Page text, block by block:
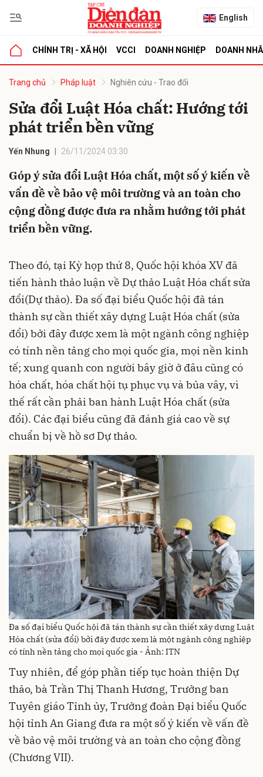
English
CHÍNH TRỊ - XÃ HỘI VCCI DOANH NGHIỆP DOANH
Trang chủ Pháp luật Nghiên cứu - Trao đổi
Sửa đổi Luật Hóa chất: Hướng tới
phát triển bền vững
Yến Nhung 26/11/2024 03:30
Góp ý sửa đổi Luật Hóa chất, một số ý kiến về
vấn đề về bảo vệ môi trường và an toàn cho
cộng đồng được đưa ra nhằm hướng tới phát
triển bền vững.
Theo đó, tại Kỳ họp thứ 8, Quốc hội khóa XV đã
tiến hành thảo luận về Dự thảo Luật Hóa chất sửa
đổi(Dự thảo). Đa số đại biểu Quốc hội đã tán
thành sự cần thiết xây dựng Luật Hóa chất (sửa
đổi) bởi đây được xem là một ngành công nghiệp
có tính nền tảng cho mọi quốc gia, mọi nền kinh
tế; xung quanh con người bây giờ ở đâu cũng có
hóa chất, hóa chất hội tụ phục vụ và bủa vây, vì
thế rất cần phải ban hành Luật Hóa chất (sửa
đổi). Các đại biểu cũng đã đánh giá cao về sự
chuẩn bị về hồ sơ Dự thảo.
Đa số đại biểu Quốc hội đã tán thành sự cần thiết xây dựng Luật
Hóa chất (sửa đổi) bởi đây được xem là một ngành công nghiệp
có tính nền tảng cho mọi quốc gia - Ảnh: ITN
Tuy nhiên, để góp phần tiếp tục hoàn thiện Dự
thảo, bà Trần Thị Thanh Hương, Trưởng ban
Tuyên giáo Tỉnh ủy, Trưởng đoàn Đại biểu Quốc
hội tỉnh An Giang đưa ra một số ý kiến về vấn đề
về bảo vệ môi trường và an toàn cho cộng đồng
(Chương VII).
luận
Hủy